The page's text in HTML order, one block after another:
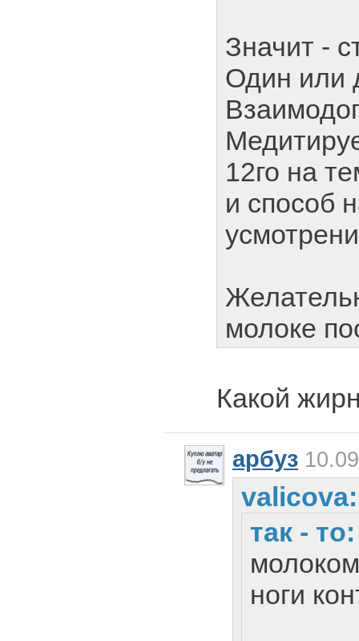
Значит -
Один или
12го на
и способ
молоке
Какой
арбуз
valicova:
так -
ноги